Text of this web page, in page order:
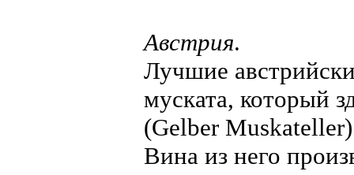
Австрия.
Лучшие
муската, который
(Gelber
Вина из него